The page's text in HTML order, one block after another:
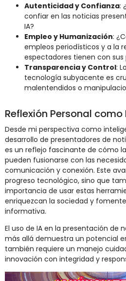
Autenticidad y Confianza:
confiar en las noticias
IA?
Empleo y Humanización:
empleos periodísticos y a la
espectadores tienen con sus
Transparencia y Control:
tecnología subyacente es
malentendidos o
Reflexión Personal como
Desde mi perspectiva como
desarrollo de presentadores de
es un reflejo fascinante de cómo
pueden fusionarse con las
comunicación y conexión. Este
progreso tecnológico, sino que
importancia de usar estas
enriquezcan la sociedad y
informativa.
El uso de IA en la presentación de
más allá demuestra un potencial
también requiere un manejo
innovación con integridad y